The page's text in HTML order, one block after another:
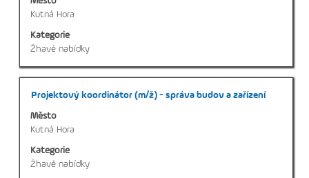
Kutná Hora
Kategorie
Žhavé nabídky
zobrazení
informací
o
profesi.
Titul
Projektový koordinátor (m/ž) - správa budov a zařízení
Město
Kutná Hora
Kategorie
Žhavé nabídky
Vyberte
mezerníkem
zobrazení
informací
o